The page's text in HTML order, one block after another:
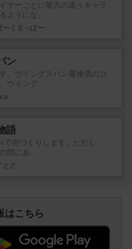
ヤーごとに能力の違うキャラ
ようにな...
ーくるっぽー
ン
。ウイングスパン履修済のコ
ウイング...
語
て街づくりします。ただし、
間にあ...
とと
はこちら